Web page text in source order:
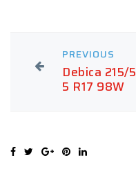
PREVIOUS
Debica 215/5
5 R17 98W